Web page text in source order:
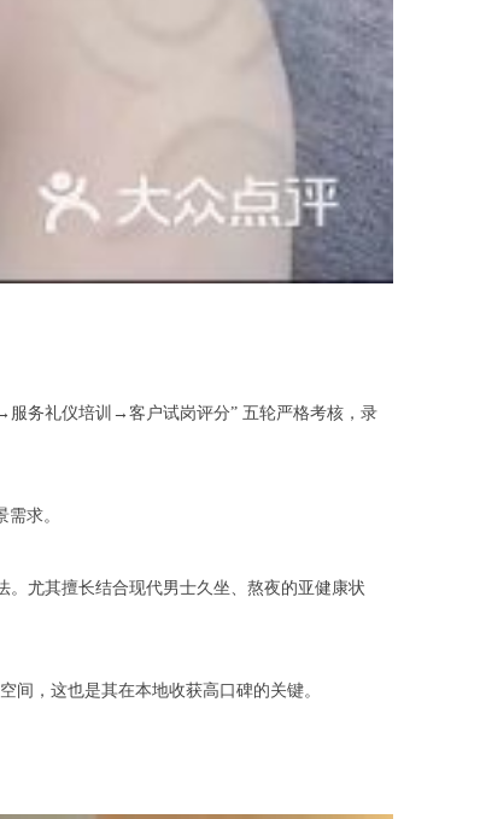
务礼仪培训→客户试岗评分” 五轮严格考核，录
求。
尤其擅长结合现代男士久坐、熬夜的亚健康状
，这也是其在本地收获高口碑的关键。